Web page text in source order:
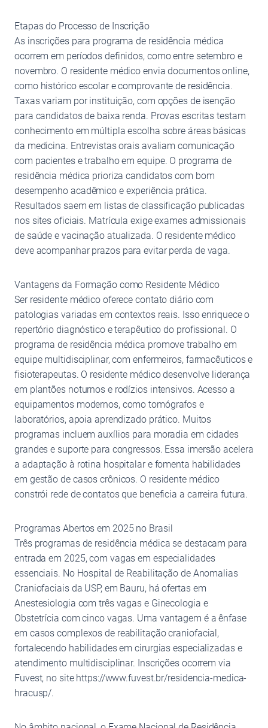
Etapas do Processo de Inscrição
As inscrições para programa de residência médica
ocorrem em períodos definidos, como entre setembro e
novembro. O residente médico envia documentos online,
como histórico escolar e comprovante de residência.
Taxas variam por instituição, com opções de isenção
para candidatos de baixa renda. Provas escritas testam
conhecimento em múltipla escolha sobre áreas básicas
da medicina. Entrevistas orais avaliam comunicação
com pacientes e trabalho em equipe. O programa de
residência médica prioriza candidatos com bom
desempenho acadêmico e experiência prática.
Resultados saem em listas de classificação publicadas
nos sites oficiais. Matrícula exige exames admissionais
de saúde e vacinação atualizada. O residente médico
deve acompanhar prazos para evitar perda de vaga.
Vantagens da Formação como Residente Médico
Ser residente médico oferece contato diário com
patologias variadas em contextos reais. Isso enriquece o
repertório diagnóstico e terapêutico do profissional. O
programa de residência médica promove trabalho em
equipe multidisciplinar, com enfermeiros, farmacêuticos e
fisioterapeutas. O residente médico desenvolve liderança
em plantões noturnos e rodízios intensivos. Acesso a
equipamentos modernos, como tomógrafos e
laboratórios, apoia aprendizado prático. Muitos
programas incluem auxílios para moradia em cidades
grandes e suporte para congressos. Essa imersão acelera
a adaptação à rotina hospitalar e fomenta habilidades
em gestão de casos crônicos. O residente médico
constrói rede de contatos que beneficia a carreira futura.
Programas Abertos em 2025 no Brasil
Três programas de residência médica se destacam para
entrada em 2025, com vagas em especialidades
essenciais. No Hospital de Reabilitação de Anomalias
Craniofaciais da USP, em Bauru, há ofertas em
Anestesiologia com três vagas e Ginecologia e
Obstetrícia com cinco vagas. Uma vantagem é a ênfase
em casos complexos de reabilitação craniofacial,
fortalecendo habilidades em cirurgias especializadas e
atendimento multidisciplinar. Inscrições ocorrem via
Fuvest, no site https://www.fuvest.br/residencia-medica-
hracusp/.